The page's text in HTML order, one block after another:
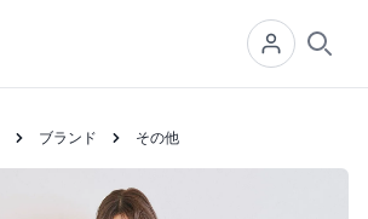
ブランド その他